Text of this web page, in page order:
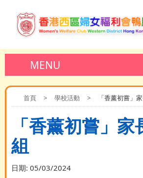
MENU
首頁 > 學校活動 > 「香薰初嘗」
「香薰初嘗」
組
日期: 05/03/2024